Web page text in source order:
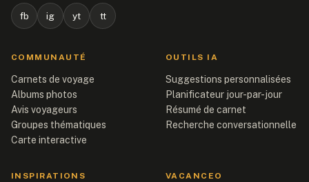
fb ig yt tt
COMMUNAUTÉ
Carnets de voyage
Albums photos
Avis voyageurs
Groupes thématiques
Carte interactive
OUTILS IA
Suggestions personnalisées
Planificateur jour-par-jour
Résumé de carnet
Recherche conversationnelle
INSPIRATIONS VACANCEO